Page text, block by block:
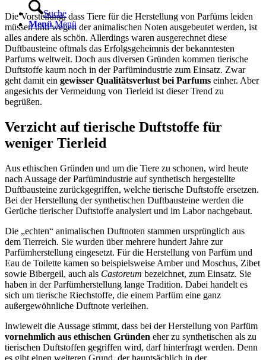
Suche
Menü Menü
Die Vorstellung, dass Tiere für die Herstellung von Parfüms leiden
müssen und wegen der animalischen Noten ausgebeutet werden, ist
alles andere als schön. Allerdings waren ausgerechnet diese
Duftbausteine oftmals das Erfolgsgeheimnis der bekanntesten
Parfums weltweit. Doch aus diversen Gründen kommen tierische
Duftstoffe kaum noch in der Parfümindustrie zum Einsatz. Zwar
geht damit ein gewisser Qualitätsverlust bei Parfums einher. Aber
angesichts der Vermeidung von Tierleid ist dieser Trend zu
begrüßen.
Verzicht auf tierische Duftstoffe für
weniger Tierleid
Aus ethischen Gründen und um die Tiere zu schonen, wird heute
nach Aussage der Parfümindustrie auf synthetisch hergestellte
Duftbausteine zurückgegriffen, welche tierische Duftstoffe ersetzen.
Bei der Herstellung der synthetischen Duftbausteine werden die
Gerüche tierischer Duftstoffe analysiert und im Labor nachgebaut.
Die „echten“ animalischen Duftnoten stammen ursprünglich aus
dem Tierreich. Sie wurden über mehrere hundert Jahre zur
Parfümherstellung eingesetzt. Für die Herstellung von Parfüm und
Eau de Toilette kamen so beispielsweise Amber und Moschus, Zibet
sowie Bibergeil, auch als Castoreum bezeichnet, zum Einsatz. Sie
haben in der Parfümherstellung lange Tradition. Dabei handelt es
sich um tierische Riechstoffe, die einem Parfüm eine ganz
außergewöhnliche Duftnote verleihen.
Inwieweit die Aussage stimmt, dass bei der Herstellung von Parfüm
vornehmlich aus ethischen Gründen eher zu synthetischen als zu
tierischen Duftstoffen gegriffen wird, darf hinterfragt werden. Denn
es gibt einen weiteren Grund, der hauptsächlich in der